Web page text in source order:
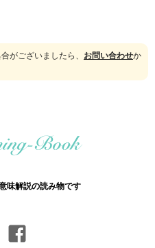
がございましたら、 お問い合わせか
味解説の読み物です